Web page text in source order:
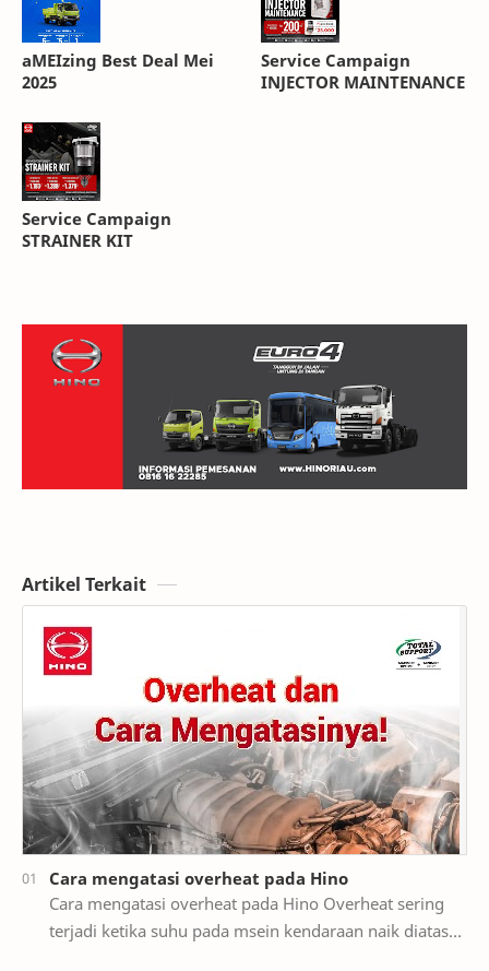
aMEIzing Best Deal Mei
2025
Service Campaign
INJECTOR MAINTENANCE
Service Campaign
STRAINER KIT
Artikel Terkait
Cara mengatasi overheat pada Hino
Cara mengatasi overheat pada Hino Overheat sering
terjadi ketika suhu pada msein kendaraan naik diatas